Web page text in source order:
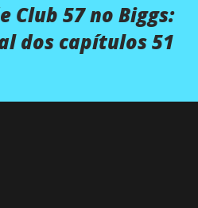
Club 57 no Biggs:
dos capítulos 51